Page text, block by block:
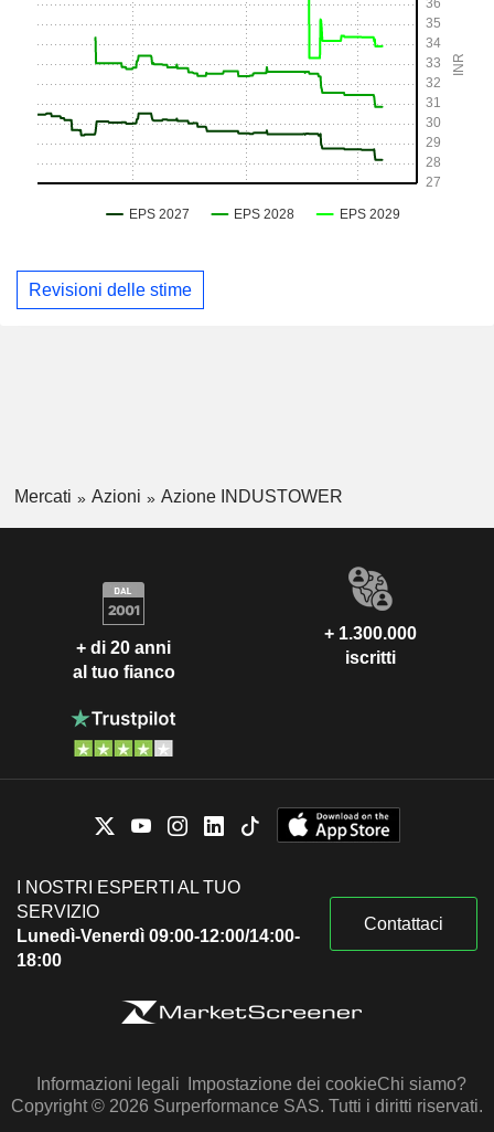
Revisioni delle stime
Mercati Azioni Azione INDUSTOWER
+ di 20 anni
al tuo fianco
+ 1.300.000
iscritti
I NOSTRI ESPERTI AL TUO
SERVIZIO
Lunedì-Venerdì 09:00-12:00/14:00-
18:00
Contattaci
Informazioni legali Impostazione dei cookieChi siamo?
Copyright © 2026 Surperformance SAS. Tutti i diritti riservati.